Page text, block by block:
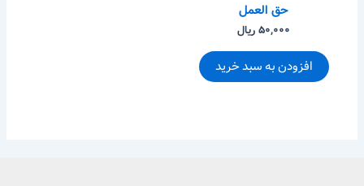
حق العمل
۵۰,۰۰۰ ریال
افزودن به سبد خرید